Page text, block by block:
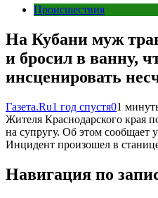
Происшествия
На Кубани муж
и бросил в ванну,
инсценировать
Газета.Ru1 год спустя01
Жителя Краснодарского края
на супругу. Об этом
Инцидент произошел в
Навигация по